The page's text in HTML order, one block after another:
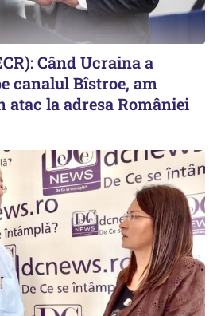
Când Ucraina a
canalul Bîstroe, am
atac la adresa României